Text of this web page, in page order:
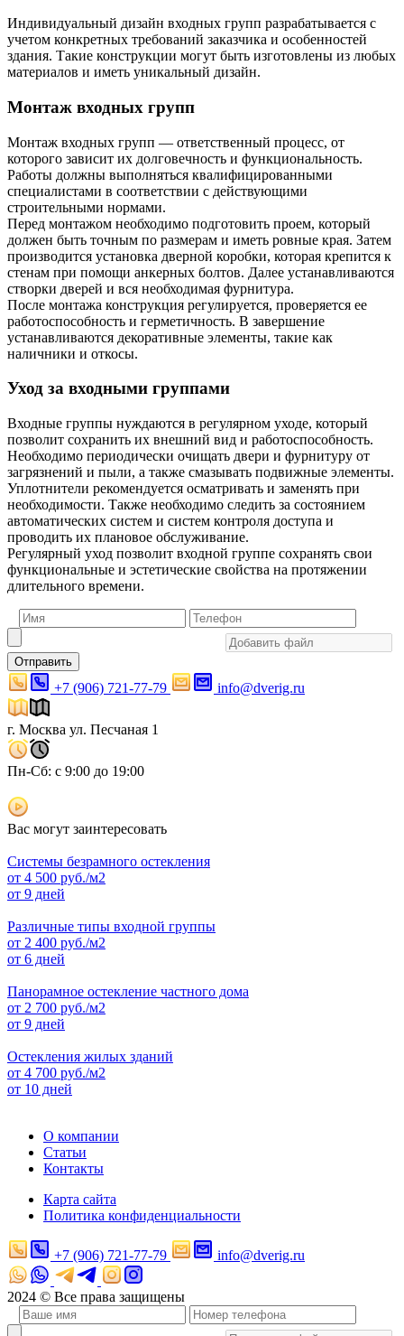
Индивидуальный дизайн входных групп разрабатывается с
учетом конкретных требований заказчика и особенностей
здания. Такие конструкции могут быть изготовлены из любых
материалов и иметь уникальный дизайн.
Монтаж входных групп
Монтаж входных групп — ответственный процесс, от
которого зависит их долговечность и функциональность.
Работы должны выполняться квалифицированными
специалистами в соответствии с действующими
строительными нормами.
Перед монтажом необходимо подготовить проем, который
должен быть точным по размерам и иметь ровные края. Затем
производится установка дверной коробки, которая крепится к
стенам при помощи анкерных болтов. Далее устанавливаются
створки дверей и вся необходимая фурнитура.
После монтажа конструкция регулируется, проверяется ее
работоспособность и герметичность. В завершение
устанавливаются декоративные элементы, такие как
наличники и откосы.
Уход за входными группами
Входные группы нуждаются в регулярном уходе, который
позволит сохранить их внешний вид и работоспособность.
Необходимо периодически очищать двери и фурнитуру от
загрязнений и пыли, а также смазывать подвижные элементы.
Уплотнители рекомендуется осматривать и заменять при
необходимости. Также необходимо следить за состоянием
автоматических систем и систем контроля доступа и
проводить их плановое обслуживание.
Регулярный уход позволит входной группе сохранять свои
функциональные и эстетические свойства на протяжении
длительного времени.
Отправить
+7 (906) 721-77-79 info@dverig.ru
г. Москва ул. Песчаная 1
Пн-Сб: с 9:00 до 19:00
Вас могут заинтересовать
Системы безрамного остекления
от 4 500 руб./м2
от 9 дней
Различные типы входной группы
от 2 400 руб./м2
от 6 дней
Панорамное остекление частного дома
от 2 700 руб./м2
от 9 дней
Остекления жилых зданий
от 4 700 руб./м2
от 10 дней
О компании
Статьи
Контакты
Карта сайта
Политика конфиденциальности
+7 (906) 721-77-79 info@dverig.ru
2024 © Все права защищены